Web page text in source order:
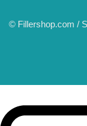
© Fillershop.com /